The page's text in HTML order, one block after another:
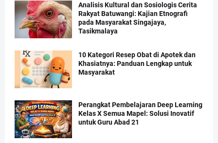
Analisis Kultural dan Sosiologis Cerita
Rakyat Batuwangi: Kajian Etnografi
pada Masyarakat Singajaya,
Tasikmalaya
10 Kategori Resep Obat di Apotek dan
Khasiatnya: Panduan Lengkap untuk
Masyarakat
Perangkat Pembelajaran Deep Learning
Kelas X Semua Mapel: Solusi Inovatif
untuk Guru Abad 21